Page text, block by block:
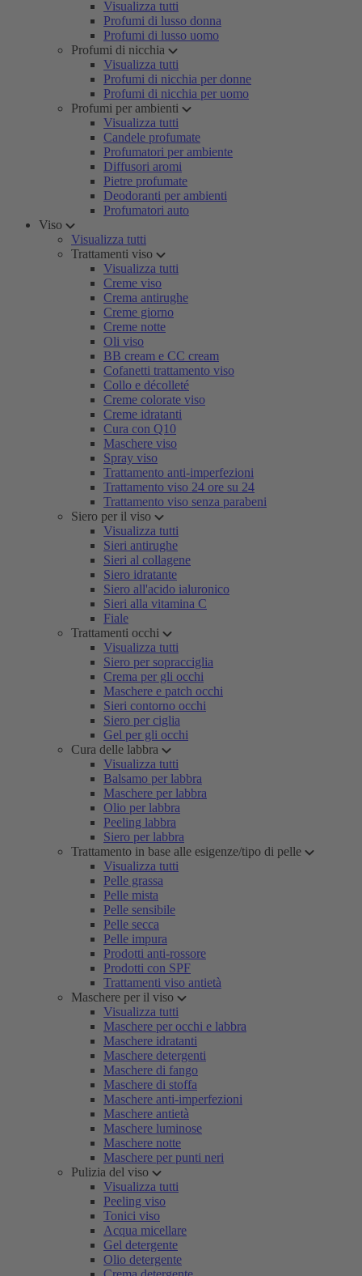
Visualizza tutti
Profumi di lusso donna
Profumi di lusso uomo
Profumi di nicchia
Visualizza tutti
Profumi di nicchia per donne
Profumi di nicchia per uomo
Profumi per ambienti
Visualizza tutti
Candele profumate
Profumatori per ambiente
Diffusori aromi
Pietre profumate
Deodoranti per ambienti
Profumatori auto
Viso
Visualizza tutti
Trattamenti viso
Visualizza tutti
Creme viso
Crema antirughe
Creme giorno
Creme notte
Oli viso
BB cream e CC cream
Cofanetti trattamento viso
Collo e décolleté
Creme colorate viso
Creme idratanti
Cura con Q10
Maschere viso
Spray viso
Trattamento anti-imperfezioni
Trattamento viso 24 ore su 24
Trattamento viso senza parabeni
Siero per il viso
Visualizza tutti
Sieri antirughe
Sieri al collagene
Siero idratante
Siero all'acido ialuronico
Sieri alla vitamina C
Fiale
Trattamenti occhi
Visualizza tutti
Siero per sopracciglia
Crema per gli occhi
Maschere e patch occhi
Sieri contorno occhi
Siero per ciglia
Gel per gli occhi
Cura delle labbra
Visualizza tutti
Balsamo per labbra
Maschere per labbra
Olio per labbra
Peeling labbra
Siero per labbra
Trattamento in base alle esigenze/tipo di pelle
Visualizza tutti
Pelle grassa
Pelle mista
Pelle sensibile
Pelle secca
Pelle impura
Prodotti anti-rossore
Prodotti con SPF
Trattamenti viso antietà
Maschere per il viso
Visualizza tutti
Maschere per occhi e labbra
Maschere idratanti
Maschere detergenti
Maschere di fango
Maschere di stoffa
Maschere anti-imperfezioni
Maschere antietà
Maschere luminose
Maschere notte
Maschere per punti neri
Pulizia del viso
Visualizza tutti
Peeling viso
Tonici viso
Acqua micellare
Gel detergente
Olio detergente